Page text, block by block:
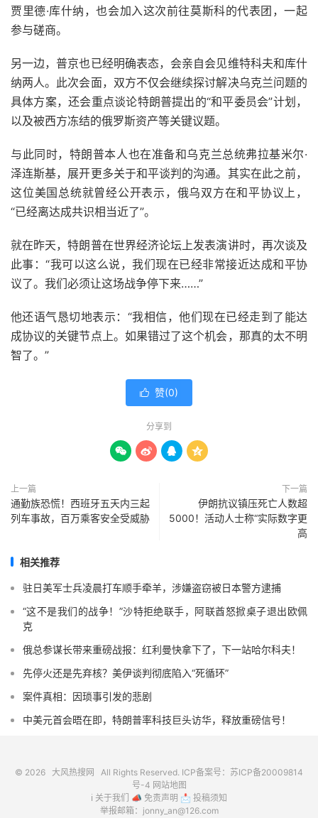
贾里德·库什纳，也会加入这次前往莫斯科的代表团，一起
参与磋商。
另一边，普京也已经明确表态，会亲自会见维特科夫和库什
纳两人。此次会面，双方不仅会继续探讨解决乌克兰问题的
具体方案，还会重点谈论特朗普提出的“和平委员会”计划，
以及被西方冻结的俄罗斯资产等关键议题。
与此同时，特朗普本人也在准备和乌克兰总统弗拉基米尔·
泽连斯基，展开更多关于和平谈判的沟通。其实在此之前，
这位美国总统就曾经公开表示，俄乌双方在和平协议上，
“已经离达成共识相当近了”。
就在昨天，特朗普在世界经济论坛上发表演讲时，再次谈及
此事：“我可以这么说，我们现在已经非常接近达成和平协
议了。我们必须让这场战争停下来……”
他还语气恳切地表示：“我相信，他们现在已经走到了能达
成协议的关键节点上。如果错过了这个机会，那真的太不明
智了。”
 赞(0)
分享到
   
上一篇
通勤族恐慌！西班牙五天内三起
列车事故，百万乘客安全受威胁
下一篇
伊朗抗议镇压死亡人数超
5000！活动人士称“实际数字更
高
相关推荐
驻日美军士兵凌晨打车顺手牵羊，涉嫌盗窃被日本警方逮捕
“这不是我们的战争！”沙特拒绝联手，阿联酋怒掀桌子退出欧佩
克
俄总参谋长带来重磅战报：红利曼快拿下了，下一站哈尔科夫！
先停火还是先弃核？美伊谈判彻底陷入“死循环”
案件真相：因琐事引发的悲剧
中美元首会晤在即，特朗普率科技巨头访华，释放重磅信号！
© 2026 大风热搜网 All Rights Reserved. ICP备案号： 苏ICP备20009814
号-4 网站地图
ℹ️ 关于我们 📣 免责声明 📩 投稿须知
举报邮箱：jonny_an@126.com